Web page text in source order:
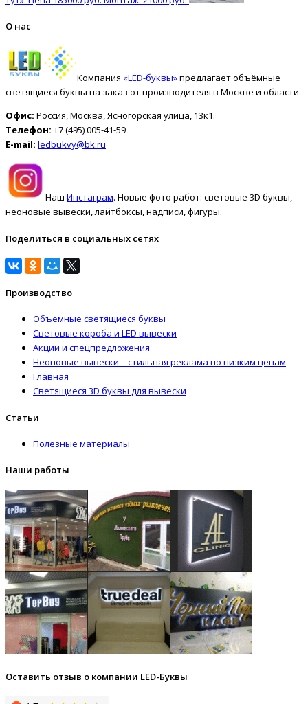
О нас
Компания «LED-буквы»предлагает объёмные
светящиеся буквы на заказ от производителя в Москве и области.
Офис: Россия, Москва, Ясногорская улица, 13к1.
Телефон: +7 (495) 005-41-59
E-mail: ledbukvy@bk.ru
Наш Инстаграм. Новые фото работ: световые 3D буквы,
неоновые вывески, лайтбоксы, надписи, фигуры.
Поделиться в социальных сетях
Производство
Объемные светящиеся буквы
Световые короба и LED вывески
Акции и спецпредложения
Неоновые вывески – стильная реклама по низким ценам
Главная
Светящиеся 3D буквы для вывески
Статьи
Полезные материалы
Наши работы
Оставить отзыв о компании LED-Буквы